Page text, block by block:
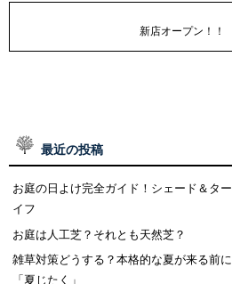
新店オープン！！
最近の投稿
お庭の日よけ完全ガイド！シェード＆タ
イフ
お庭は人工芝？それとも天然芝？
雑草対策どうする？本格的な夏が来る前
「夏じたく」